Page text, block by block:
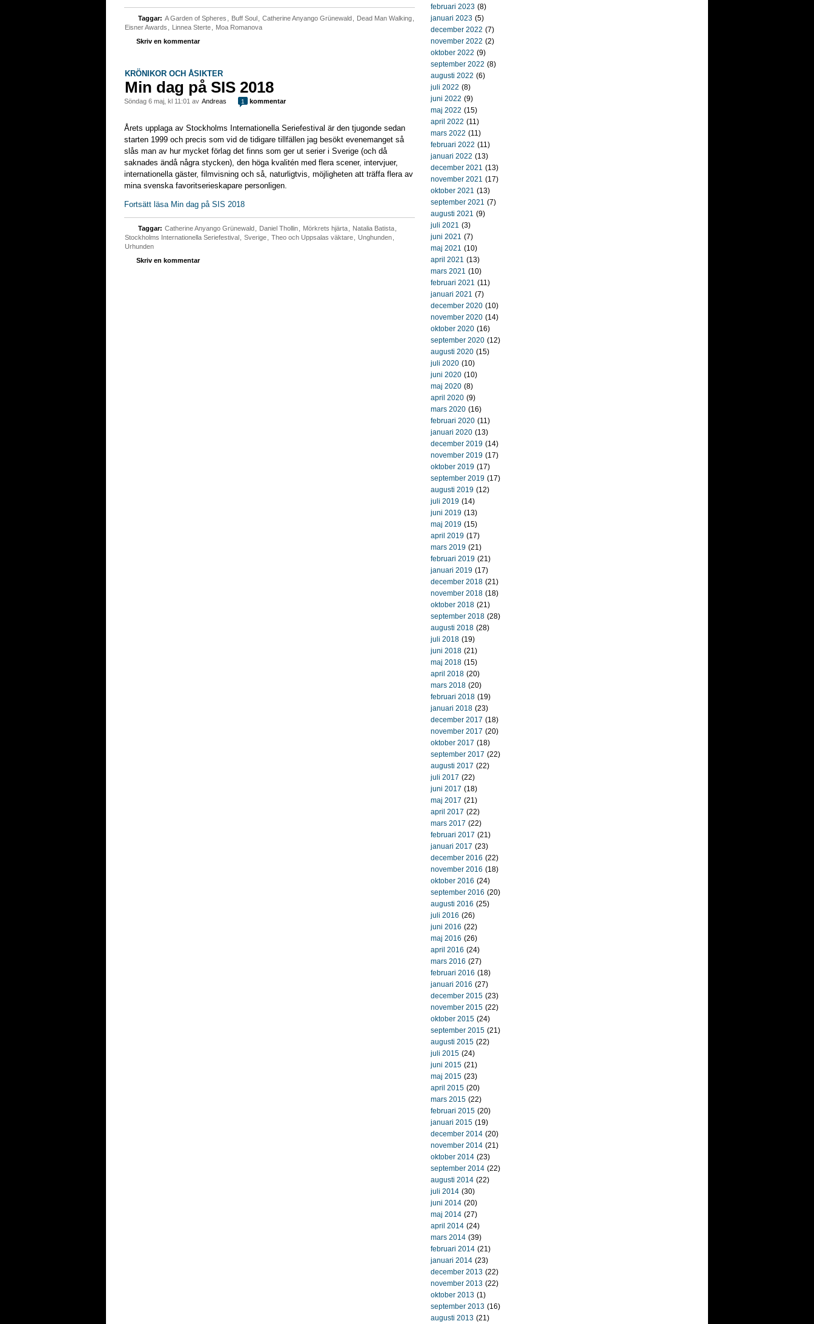
Taggar: A Garden of Spheres Buff Soul Catherine Anyango Grünewald Dead Man Walking
Eisner Awards
Linnea Sterte
Moa Romanova
Skriv en kommentar
KRÖNIKOR OCH ÅSIKTER
Min dag på SIS 2018
söndag 6 maj, kl 11:01 av Andreas 1 kommentar
Årets upplaga av Stockholms Internationella Seriefestival är den tjugonde sedan
starten 1999 och precis som vid de tidigare tillfällen jag besökt evenemanget så
slås man av hur mycket förlag det finns som ger ut serier i Sverige (och då
saknades ändå några stycken), den höga kvalitén med flera scener, intervjuer,
internationella gäster, filmvisning och så, naturligtvis, möjligheten att träffa flera av
mina svenska favoritserieskapare personligen.
Fortsätt läsa Min dag på SIS 2018
Taggar: Catherine Anyango Grünewald Daniel Thollin Mörkrets hjärta Natalia Batista
Stockholms Internationella Seriefestival
Sverige Theo och Uppsalas väktare Unghunden
Urhunden
Skriv en kommentar
februari 2023 (8)
januari 2023 (5)
december 2022 (7)
november 2022 (2)
oktober 2022 (9)
september 2022 (8)
augusti 2022 (6)
juli 2022 (8)
juni 2022 (9)
maj 2022 (15)
april 2022 (11)
mars 2022 (11)
februari 2022 (11)
januari 2022 (13)
december 2021 (13)
november 2021 (17)
oktober 2021 (13)
september 2021 (7)
augusti 2021 (9)
juli 2021 (3)
juni 2021 (7)
maj 2021 (10)
april 2021 (13)
mars 2021 (10)
februari 2021 (11)
januari 2021 (7)
december 2020 (10)
november 2020 (14)
oktober 2020 (16)
september 2020 (12)
augusti 2020 (15)
juli 2020 (10)
juni 2020 (10)
maj 2020 (8)
april 2020 (9)
mars 2020 (16)
februari 2020 (11)
januari 2020 (13)
december 2019 (14)
november 2019 (17)
oktober 2019 (17)
september 2019 (17)
augusti 2019 (12)
juli 2019 (14)
juni 2019 (13)
maj 2019 (15)
april 2019 (17)
mars 2019 (21)
februari 2019 (21)
januari 2019 (17)
december 2018 (21)
november 2018 (18)
oktober 2018 (21)
september 2018 (28)
augusti 2018 (28)
juli 2018 (19)
juni 2018 (21)
maj 2018 (15)
april 2018 (20)
mars 2018 (20)
februari 2018 (19)
januari 2018 (23)
december 2017 (18)
november 2017 (20)
oktober 2017 (18)
september 2017 (22)
augusti 2017 (22)
juli 2017 (22)
juni 2017 (18)
maj 2017 (21)
april 2017 (22)
mars 2017 (22)
februari 2017 (21)
januari 2017 (23)
december 2016 (22)
november 2016 (18)
oktober 2016 (24)
september 2016 (20)
augusti 2016 (25)
juli 2016 (26)
juni 2016 (22)
maj 2016 (26)
april 2016 (24)
mars 2016 (27)
februari 2016 (18)
januari 2016 (27)
december 2015 (23)
november 2015 (22)
oktober 2015 (24)
september 2015 (21)
augusti 2015 (22)
juli 2015 (24)
juni 2015 (21)
maj 2015 (23)
april 2015 (20)
mars 2015 (22)
februari 2015 (20)
januari 2015 (19)
december 2014 (20)
november 2014 (21)
oktober 2014 (23)
september 2014 (22)
augusti 2014 (22)
juli 2014 (30)
juni 2014 (20)
maj 2014 (27)
april 2014 (24)
mars 2014 (39)
februari 2014 (21)
januari 2014 (23)
december 2013 (22)
november 2013 (22)
oktober 2013 (1)
september 2013 (16)
augusti 2013 (21)